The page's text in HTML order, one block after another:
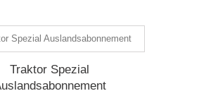
Traktor Spezial